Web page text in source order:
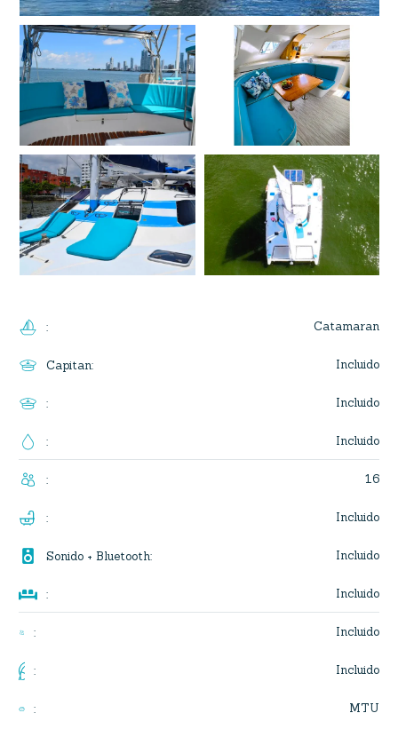
: Catamaran
Capitan: Incluido
: Incluido
: Incluido
: 16
: Incluido
 Sonido + Bluetooth: Incluido
 : Incluido
: Incluido
: Incluido
: MTU